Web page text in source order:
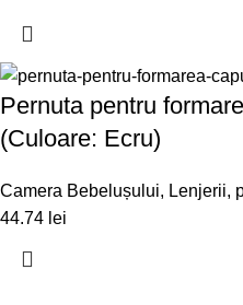
Pernuta pentru
(Culoare: Ecru)
Camera Bebelușului, Lenjerii,
44.74 lei